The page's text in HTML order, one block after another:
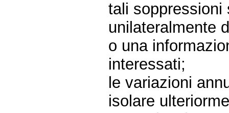
tali soppressioni
unilateralmente
o una
interessati;
le variazioni
isolare